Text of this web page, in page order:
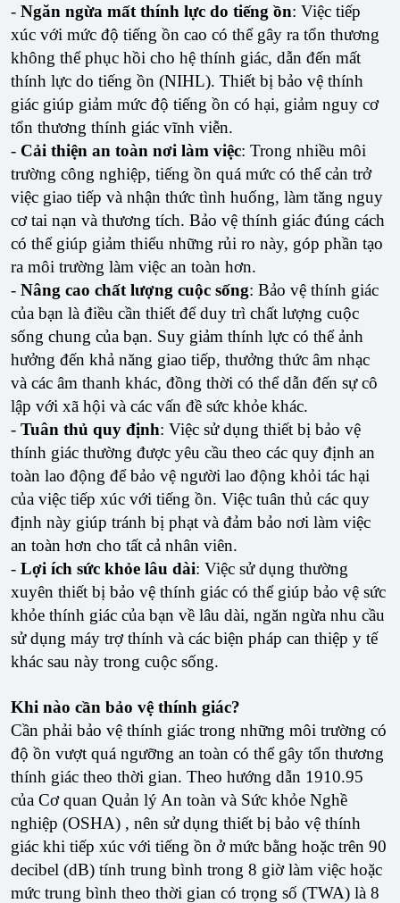
- Ngăn ngừa mất thính lực do tiếng ồn: Việc tiếp
xúc với mức độ tiếng ồn cao có thể gây ra tổn thương
không thể phục hồi cho hệ thính giác, dẫn đến mất
thính lực do tiếng ồn (NIHL). Thiết bị bảo vệ thính
giác giúp giảm mức độ tiếng ồn có hại, giảm nguy cơ
tổn thương thính giác vĩnh viễn.
- Cải thiện an toàn nơi làm việc: Trong nhiều môi
trường công nghiệp, tiếng ồn quá mức có thể cản trở
việc giao tiếp và nhận thức tình huống, làm tăng nguy
cơ tai nạn và thương tích. Bảo vệ thính giác đúng cách
có thể giúp giảm thiểu những rủi ro này, góp phần tạo
ra môi trường làm việc an toàn hơn.
- Nâng cao chất lượng cuộc sống: Bảo vệ thính giác
của bạn là điều cần thiết để duy trì chất lượng cuộc
sống chung của bạn. Suy giảm thính lực có thể ảnh
hưởng đến khả năng giao tiếp, thưởng thức âm nhạc
và các âm thanh khác, đồng thời có thể dẫn đến sự cô
lập với xã hội và các vấn đề sức khỏe khác.
- Tuân thủ quy định: Việc sử dụng thiết bị bảo vệ
thính giác thường được yêu cầu theo các quy định an
toàn lao động để bảo vệ người lao động khỏi tác hại
của việc tiếp xúc với tiếng ồn. Việc tuân thủ các quy
định này giúp tránh bị phạt và đảm bảo nơi làm việc
an toàn hơn cho tất cả nhân viên.
- Lợi ích sức khỏe lâu dài: Việc sử dụng thường
xuyên thiết bị bảo vệ thính giác có thể giúp bảo vệ sức
khỏe thính giác của bạn về lâu dài, ngăn ngừa nhu cầu
sử dụng máy trợ thính và các biện pháp can thiệp y tế
khác sau này trong cuộc sống.
Khi nào cần bảo vệ thính giác?
Cần phải bảo vệ thính giác trong những môi trường có
độ ồn vượt quá ngưỡng an toàn có thể gây tổn thương
thính giác theo thời gian. Theo hướng dẫn 1910.95
của Cơ quan Quản lý An toàn và Sức khỏe Nghề
nghiệp (OSHA) , nên sử dụng thiết bị bảo vệ thính
giác khi tiếp xúc với tiếng ồn ở mức bằng hoặc trên 90
decibel (dB) tính trung bình trong 8 giờ làm việc hoặc
mức trung bình theo thời gian có trọng số (TWA) là 8